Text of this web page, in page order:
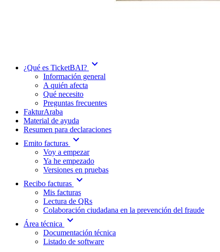
¿Qué es TicketBAI? expand_more
Información general
A quién afecta
Qué necesito
Preguntas frecuentes
FakturAraba
Material de ayuda
Resumen para declaraciones
Emito facturas expand_more
Voy a empezar
Ya he empezado
Versiones en pruebas
Recibo facturas expand_more
Mis facturas
Lectura de QRs
Colaboración ciudadana en la prevención del fraude
Área técnica
expand_more
Documentación técnica
Listado de software